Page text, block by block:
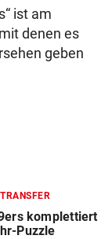
ist am
denen es
geben
komplettiert
Puzzle